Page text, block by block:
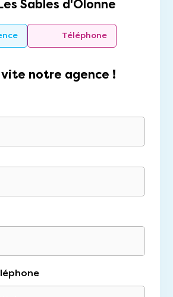
Sables d'Olonne
Téléphone
notre agence !